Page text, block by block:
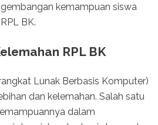
kemampuan siswa
BK.
RPL BK
Lunak Berbasis Komputer)
dan kelemahan. Salah satu
dalam